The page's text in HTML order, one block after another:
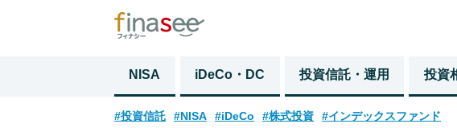
NISA iDeCo・DC 投資信託・運用 投資
#投資信託 #NISA #iDeCo #株式投資 #インデックスファンド